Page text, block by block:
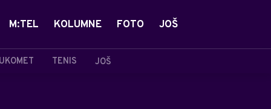
TENIS JOŠ
M:TEL KOLUMNE FOTO JOŠ